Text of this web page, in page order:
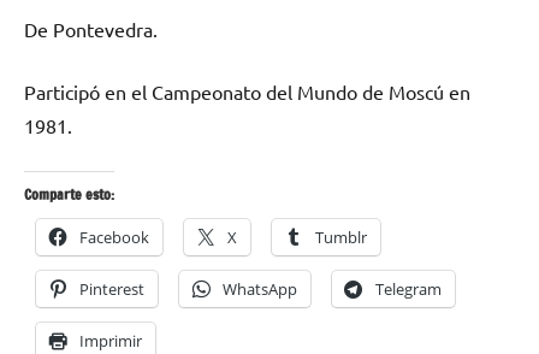
De Pontevedra.
Participó en el Campeonato del Mundo de Moscú en
1981.
Comparte esto:
Facebook X Tumblr
Pinterest WhatsApp Telegram
Imprimir